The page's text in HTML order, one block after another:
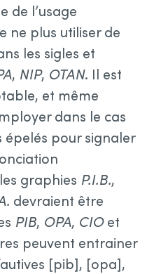
de l’usage
ne plus utiliser de
les sigles et
, NIP, OTAN. Il est
et même
dans le cas
épelés pour signaler
graphies P.I.B.,
devraient être
PIB, OPA, CIOet
peuvent entrainer
[pib], [opa],